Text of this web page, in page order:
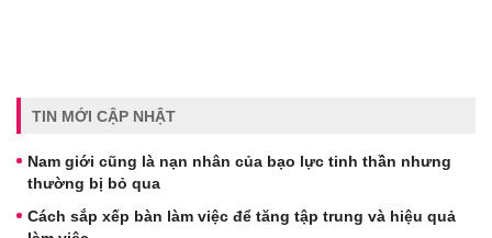
TIN MỚI CẬP NHẬT
Nam giới cũng là nạn nhân của bạo lực tinh thần nhưng
thường bị bỏ qua
Cách sắp xếp bàn làm việc để tăng tập trung và hiệu quả